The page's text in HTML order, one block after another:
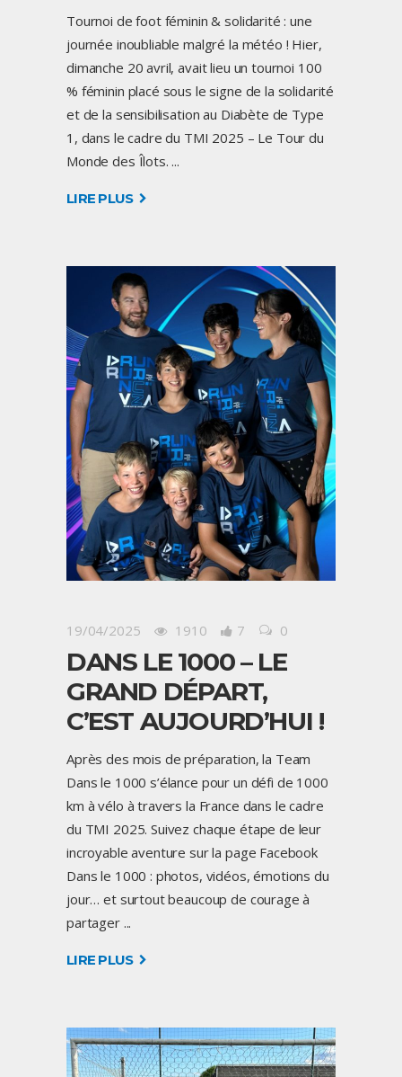
Tournoi de foot féminin & solidarité : une
journée inoubliable malgré la météo ! Hier,
dimanche 20 avril, avait lieu un tournoi 100
% féminin placé sous le signe de la solidarité
et de la sensibilisation au Diabète de Type
1, dans le cadre du TMI 2025 – Le Tour du
Monde des Îlots.
LIRE PLUS
19/04/2025 1910 7 0
DANS LE 1000 – LE
GRAND DÉPART,
C’EST AUJOURD’HUI !
Après des mois de préparation, la Team
Dans le 1000 s’élance pour un défi de 1000
km à vélo à travers la France dans le cadre
du TMI 2025. Suivez chaque étape de leur
incroyable aventure sur la page Facebook
Dans le 1000 : photos, vidéos, émotions du
jour… et surtout beaucoup de courage à
partager
LIRE PLUS